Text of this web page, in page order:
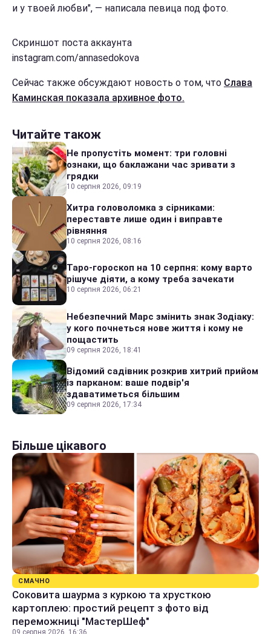
и у твоей любви", — написала певица под фото.
Скриншот поста аккаунта
instagram.com/annasedokova
Сейчас также обсуждают новость о том, что Слава
Каминская показала архивное фото.
Читайте також
Не пропустіть момент: три головні
ознаки, що баклажани час зривати з
грядки
10 серпня 2026, 09:19
Хитра головоломка з сірниками:
переставте лише один і виправте
рівняння
10 серпня 2026, 08:16
Таро-гороскоп на 10 серпня: кому варто
рішуче діяти, а кому треба зачекати
10 серпня 2026, 06:21
Небезпечний Марс змінить знак Зодіаку:
у кого почнеться нове життя і кому не
пощастить
09 серпня 2026, 18:41
Відомий садівник розкрив хитрий прийом
із парканом: ваше подвір'я
здаватиметься більшим
09 серпня 2026, 17:34
Більше цікавого
СМАЧНО
Соковита шаурма з куркою та хрусткою
картоплею: простий рецепт з фото від
переможниці "МастерШеф"